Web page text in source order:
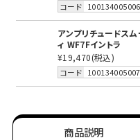
コード 100134005006
アンプリチュードス
ィ WF7Fイントラ
¥19,470(税込)
コード 100134005007
商品説明